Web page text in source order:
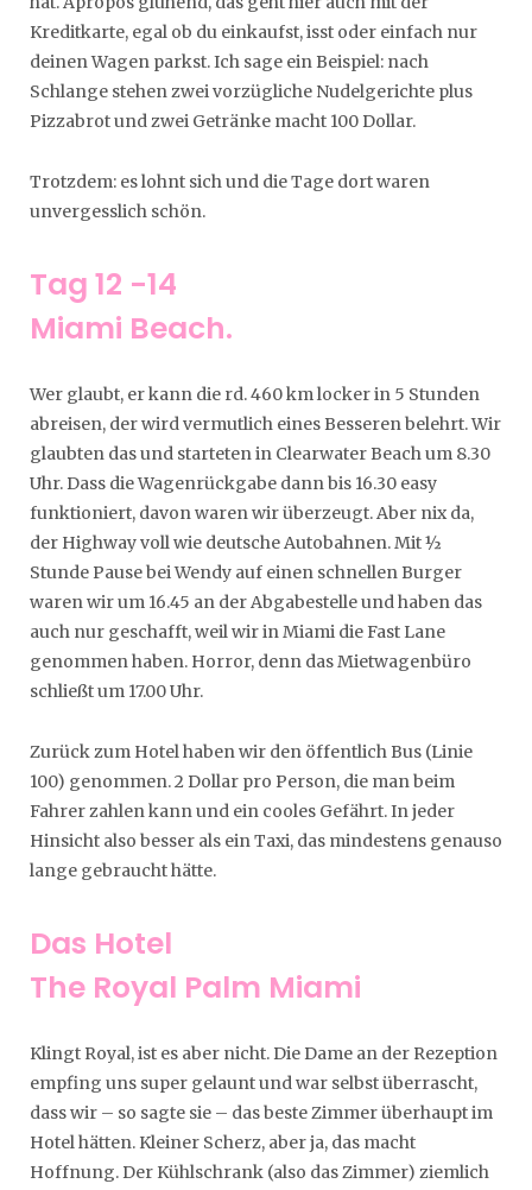
Kreditkarte, egal ob du einkaufst, isst oder einfach nur
deinen Wagen parkst. Ich sage ein Beispiel: nach
Schlange stehen zwei vorzügliche Nudelgerichte plus
Pizzabrot und zwei Getränke macht 100 Dollar.
Trotzdem: es lohnt sich und die Tage dort waren
unvergesslich schön.
Tag 12 -14
Miami Beach.
Wer glaubt, er kann die rd. 460 km locker in 5 Stunden
abreisen, der wird vermutlich eines Besseren belehrt. Wir
glaubten das und starteten in Clearwater Beach um 8.30
Uhr. Dass die Wagenrückgabe dann bis 16.30 easy
funktioniert, davon waren wir überzeugt. Aber nix da,
der Highway voll wie deutsche Autobahnen. Mit ½
Stunde Pause bei Wendy auf einen schnellen Burger
waren wir um 16.45 an der Abgabestelle und haben das
auch nur geschafft, weil wir in Miami die Fast Lane
genommen haben. Horror, denn das Mietwagenbüro
schließt um 17.00 Uhr.
Zurück zum Hotel haben wir den öffentlich Bus (Linie
100) genommen. 2 Dollar pro Person, die man beim
Fahrer zahlen kann und ein cooles Gefährt. In jeder
Hinsicht also besser als ein Taxi, das mindestens genauso
lange gebraucht hätte.
Das Hotel
The Royal Palm Miami
Klingt Royal, ist es aber nicht. Die Dame an der Rezeption
empfing uns super gelaunt und war selbst überrascht,
dass wir – so sagte sie – das beste Zimmer überhaupt im
Hotel hätten. Kleiner Scherz, aber ja, das macht
Hoffnung. Der Kühlschrank (also das Zimmer) ziemlich